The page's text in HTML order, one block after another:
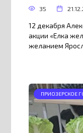
35
12 декабря
акции «Елка
желанием
ПРИОЗЕРСКОЕ